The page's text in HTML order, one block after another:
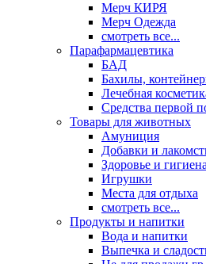
Мерч КИРЯ
Мерч Одежда
смотреть все...
Парафармацевтика
БАД
Бахилы,
Лечебная
Средства первой
Товары для животных
Амуниция
Добавки и
Здоровье и гигиена
Игрушки
Места для отдыха
смотреть все...
Продукты и напитки
Вода и напитки
Выпечка и